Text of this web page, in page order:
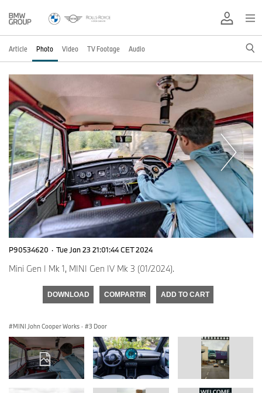
Article Photo Video TV Footage Audio
P90534620 · Tue Jan 23 21:01:44 CET 2024
Mini Gen I Mk 1, MINI Gen IV Mk 3 (01/2024).
DOWNLOAD COMPARTIR ADD TO CART
MINI John Cooper Works · 3 Door